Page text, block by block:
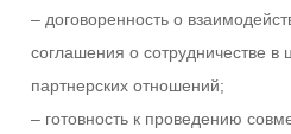
– договоренность о
соглашения о сотрудничестве в
партнерских отношений;
– готовность к проведению